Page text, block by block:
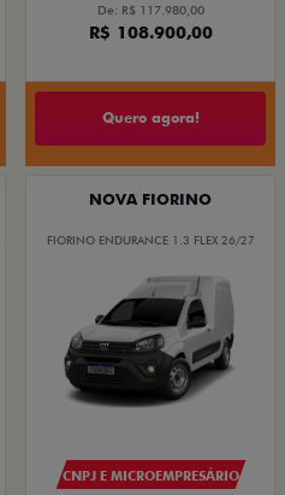
De: R$ 117.980,00
R$ 108.900,00
Quero agora!
NOVA FIORINO
FIORINO ENDURANCE 1.3 FLEX 26/27
CNPJ E MICROEMPRESÁRIO